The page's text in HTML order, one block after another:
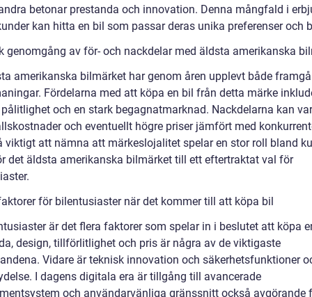
betonar prestanda och innovation. Denna mångfald i
kan hitta en bil som passar deras unika preferenser och
genomgång av för- och nackdelar med äldsta amerikanska
amerikanska bilmärket har genom åren upplevt både
Fördelarna med att köpa en bil från detta märke
och en stark begagnatmarknad. Nackdelarna kan
och eventuellt högre priser jämfört med
viktigt att nämna att märkeslojalitet spelar en stor roll bland
det äldsta amerikanska bilmärket till ett eftertraktat val för
för bilentusiaster när det kommer till att köpa bil
är det flera faktorer som spelar in i beslutet att köpa
design, tillförlitlighet och pris är några av de viktigaste
Vidare är teknisk innovation och säkerhetsfunktioner
I dagens digitala era är tillgång till avancerade
och användarvänliga gränssnitt också avgörande